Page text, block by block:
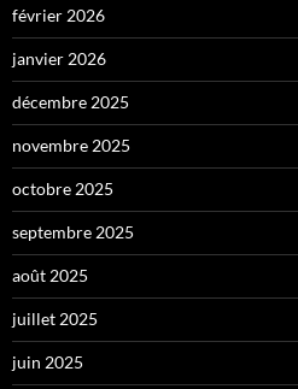
février 2026
janvier 2026
décembre 2025
novembre 2025
octobre 2025
septembre 2025
août 2025
juillet 2025
juin 2025